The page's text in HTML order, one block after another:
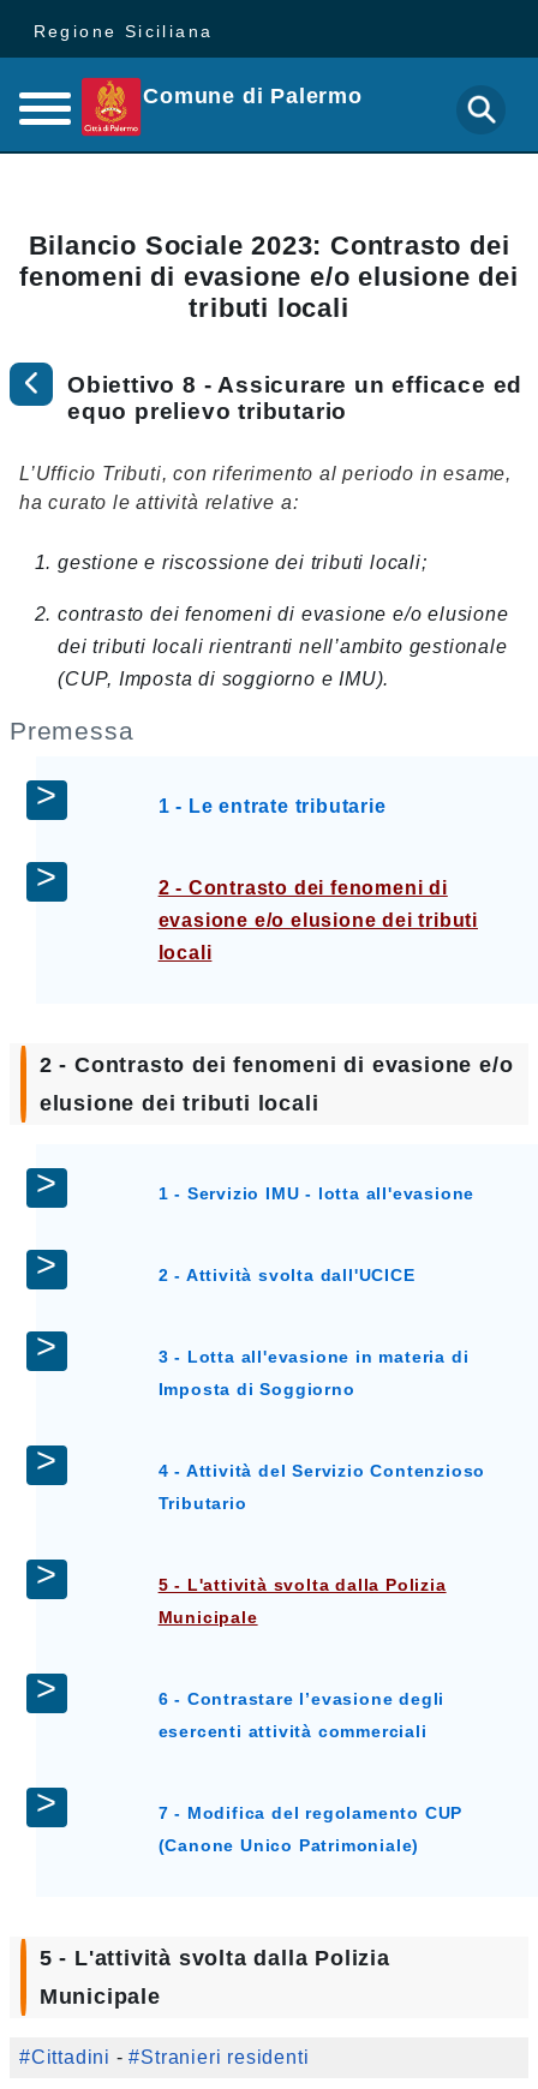
Regione Siciliana
Comune di Palermo
Bilancio Sociale 2023: Contrasto dei
fenomeni di evasione e/o elusione dei
tributi locali
Obiettivo 8 - Assicurare un efficace ed
equo prelievo tributario
L’Ufficio Tributi, con riferimento al periodo in esame,
ha curato le attività relative a:
gestione e riscossione dei tributi locali;
contrasto dei fenomeni di evasione e/o elusione
dei tributi locali rientranti nell’ambito gestionale
(CUP, Imposta di soggiorno e IMU).
Premessa
1 - Le entrate tributarie
2 - Contrasto dei fenomeni di
evasione e/o elusione dei tributi
locali
2 - Contrasto dei fenomeni di evasione e/o
elusione dei tributi locali
1 - Servizio IMU - lotta all'evasione
2 - Attività svolta dall'UCICE
3 - Lotta all'evasione in materia di
Imposta di Soggiorno
4 - Attività del Servizio Contenzioso
Tributario
5 - L'attività svolta dalla Polizia
Municipale
6 - Contrastare l’evasione degli
esercenti attività commerciali
7 - Modifica del regolamento CUP
(Canone Unico Patrimoniale)
5 - L'attività svolta dalla Polizia
Municipale
#Cittadini -#Stranieri residenti